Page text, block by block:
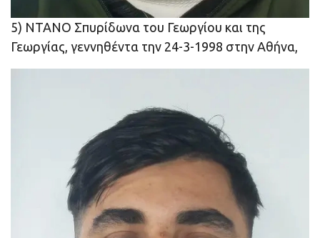
5) ΝΤΑΝΟ Σπυρίδωνα του Γεωργίου και της
Γεωργίας, γεννηθέντα την 24-3-1998 στην Αθήνα,